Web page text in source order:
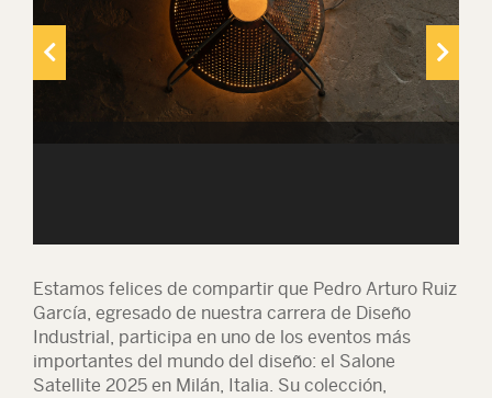
Estamos felices de compartir que Pedro Arturo Ruiz
García, egresado de nuestra carrera de Diseño
Industrial, participa en uno de los eventos más
importantes del mundo del diseño: el Salone
Satellite 2025 en Milán, Italia. Su colección,